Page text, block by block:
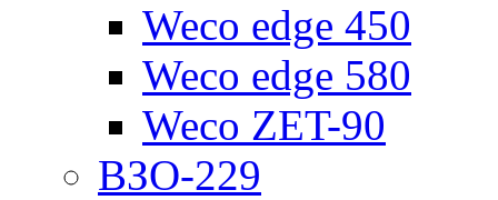
Weco edge 450
Weco edge 580
Weco ZET-90
ВЗО-229